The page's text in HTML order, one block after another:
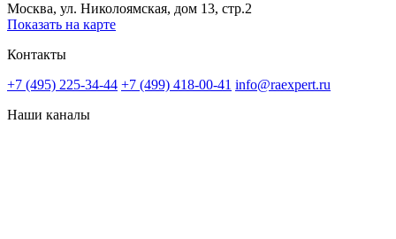
Москва, ул. Николоямская, дом 13, стр.2
Показать на карте
Контакты
+7 (495) 225-34-44 +7 (499) 418-00-41 info@raexpert.ru
Наши каналы